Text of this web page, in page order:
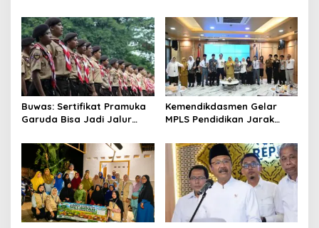
Digital
Lewat Literasi
Buwas: Sertifikat Pramuka
Garuda Bisa Jadi Jalur
dan Perguruan Tinggi
Kemendikdasmen Gelar
MPLS Pendidikan Jarak
Kemandirian Belajar